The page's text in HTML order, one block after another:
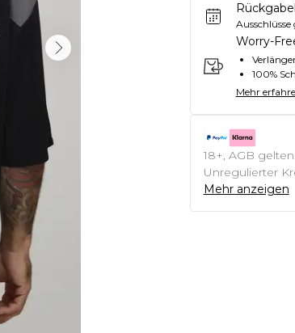
Ausschlüsse
Worry-
100%
Mehr
18+, AGB
Unregulierter
Mehr anzeigen